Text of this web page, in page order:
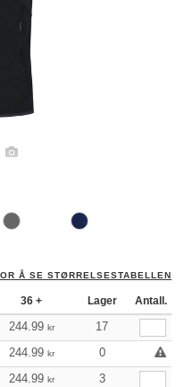
Å SE STØRRELSESTABELLEN
36 + Lager Antall.
244.99 kr
17
244.99 kr
0
244.99 kr
3